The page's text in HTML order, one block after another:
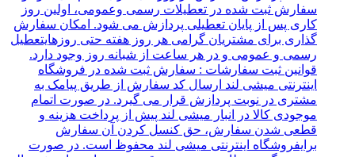
سفارش ثبت شده در تعطیلات رسمی وعمومی، اولین روز
کاری پس از پایان تعطیلی پردازش می شود. امکان سفارش
گذاری برای مشتریان گرامی هر روز هفته حتی روزهایتعطیل
رسمی و عمومی و در هر ساعت از شبانه روز وجود دارد.
قوانین ثبت سفارشات : سفارش ثبت شده در فروشگاه
اینترنتی میشی لند ارسال کد سفارش از طریق پیامک به
مشتری در نوبت پردازش قرار می گیرد. در صورت اتمام
موجودی کالا در انبار میشی لند پیش از پرداخت هزینه و
قطعی شدن سفارش، حق کنسل کردن آن سفارش
برایفروشگاه اینترنتی میشی لند محفوظ است. در صورت